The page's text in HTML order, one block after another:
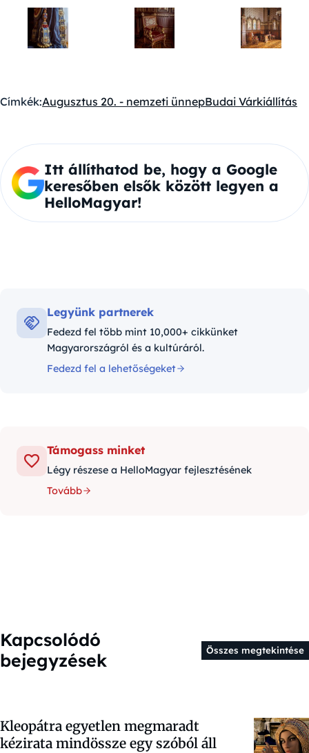
Címkék:Augusztus 20. - nemzeti ünnepBudai Várkiállítás
Itt állíthatod be, hogy a Google
keresőben elsők között legyen a
HelloMagyar!
Legyünk partnerek
Fedezd fel több mint 10,000+ cikkünket
Magyarországról és a kultúráról.
Fedezd fel a lehetőségeket
Támogass minket
Légy részese a HelloMagyar fejlesztésének
Tovább
Kapcsolódó
bejegyzések
Összes megtekintése
Kleopátra egyetlen megmaradt
kézirata mindössze egy szóból áll